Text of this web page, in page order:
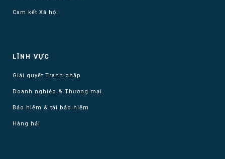
Cam kết Xã hội
LĨNH VỰC
Giải quyết Tranh chấp
Doanh nghiệp & Thương mại
Bảo hiểm & tái bảo hiểm
Hàng hải